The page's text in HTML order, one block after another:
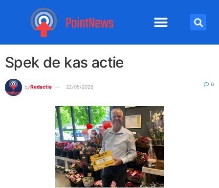
Spek de kas actie
byRedactie 22/05/2026 0